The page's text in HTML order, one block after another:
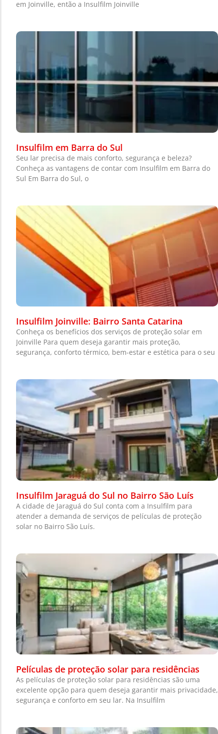
em Joinville, então a Insulfilm Joinville
Insulfilm em Barra do Sul
Seu lar precisa de mais conforto, segurança e beleza?
Conheça as vantagens de contar com Insulfilm em Barra do
Sul Em Barra do Sul, o
Insulfilm Joinville: Bairro Santa Catarina
Conheça os benefícios dos serviços de proteção solar em
Joinville Para quem deseja garantir mais proteção,
segurança, conforto térmico, bem-estar e estética para o seu
Insulfilm Jaraguá do Sul no Bairro São Luís
A cidade de Jaraguá do Sul conta com a Insulfilm para
atender a demanda de serviços de películas de proteção
solar no Bairro São Luís.
Películas de proteção solar para residências
As películas de proteção solar para residências são uma
excelente opção para quem deseja garantir mais privacidade,
segurança e conforto em seu lar. Na Insulfilm